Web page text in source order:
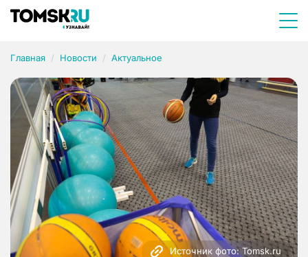
Главная Новости Актуальное
Источник фото: Tomsk.ru